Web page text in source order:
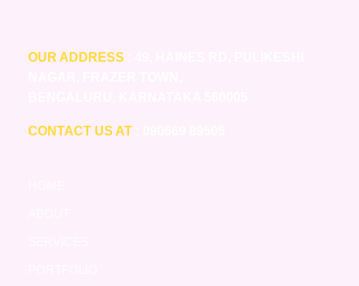
OUR ADDRESS
CONTACT US AT